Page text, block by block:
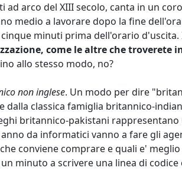
ad arco del XIII secolo, canta in un
medio a lavorare dopo la fine
minuti prima dell'orario d'uscita.
come le altre che troverete
allo stesso modo, no?
non inglese. Un modo per dire
dalla classica famiglia britannico-
britannico-pakistani
da informatici vanno a fare gli
conviene comprare e quali e'
minuto a scrivere una linea di